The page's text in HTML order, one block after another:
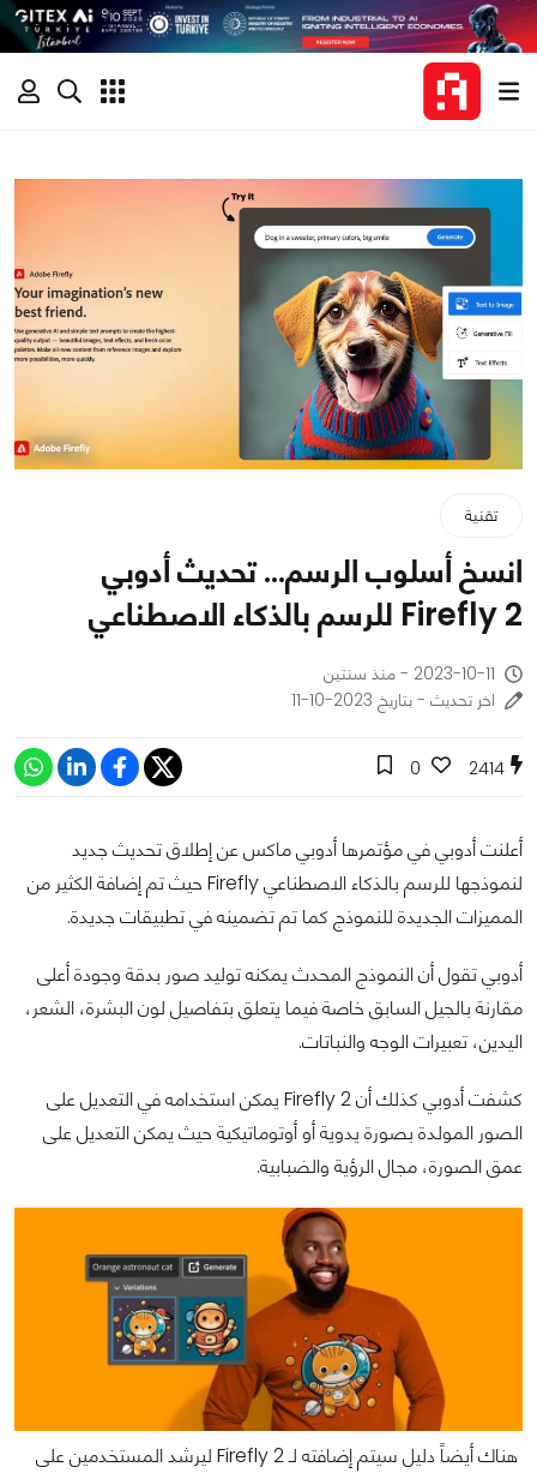
تقنية
انسخ أسلوب الرسم… تحديث أدوبي
Firefly 2 للرسم بالذكاء الاصطناعي
2023-10-11 - منذ سنتين
اخر تحديث - بتاريخ 2023-10-11
2414
0
أعلنت أدوبي في مؤتمرها أدوبي ماكس عن إطلاق تحديث جديد
لنموذجها للرسم بالذكاء الاصطناعي Firefly حيث تم إضافة الكثير من
المميزات الجديدة للنموذج كما تم تضمينه في تطبيقات جديدة.
أدوبي تقول أن النموذج المحدث يمكنه توليد صور بدقة وجودة أعلى
مقارنة بالجيل السابق خاصة فيما يتعلق بتفاصيل لون البشرة، الشعر،
اليدين، تعبيرات الوجه والنباتات.
كشفت أدوبي كذلك أن Firefly 2 يمكن استخدامه في التعديل على
الصور المولدة بصورة يدوية أو أوتوماتيكية حيث يمكن التعديل على
عمق الصورة، مجال الرؤية والضبابية.
هناك أيضاً دليل سيتم إضافته لـ Firefly 2 ليرشد المستخدمين على